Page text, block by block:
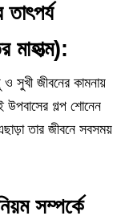
মাহাত্ম):
ও সুখী জীবনের কামনায়
উপবাসের গল্প শোনেন
তার জীবনে সবসময়
সম্পর্কে